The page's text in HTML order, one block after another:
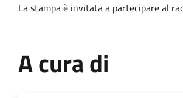
La stampa è invitata a partecipare al
A cura di